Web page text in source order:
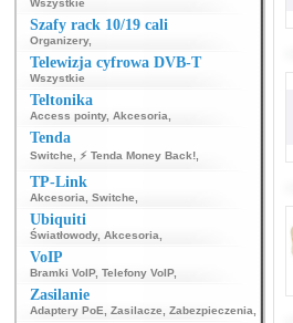
Wszystkie
Szafy rack 10/19 cali
Organizery,
Telewizja cyfrowa DVB-T
Wszystkie
Teltonika
Access pointy, Akcesoria
Tenda
Switche ⚡ Tenda Money Back!
TP-Link
Akcesoria Switche
Ubiquiti
Światłowody, Akcesoria
VoIP
Bramki VoIP, Telefony VoIP,
Zasilanie
Adaptery PoE Zasilacze Zabezpieczenia